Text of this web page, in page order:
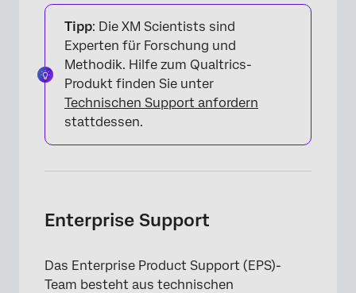
Tipp: Die XM Scientists sind
Experten für Forschung und
Methodik. Hilfe zum Qualtrics-
Produkt finden Sie unter
Technischen Support anfordern
stattdessen.
Enterprise Support
Das Enterprise Product Support (EPS)-
Team besteht aus technischen